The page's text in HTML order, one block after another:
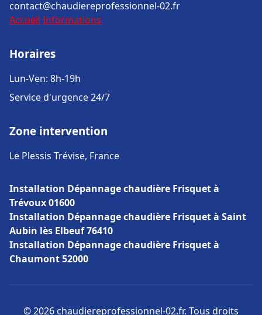
contact@chaudiereprofessionnel-02.fr
Accueil Informations
Horaires
Lun-Ven: 8h-19h
Service d'urgence 24/7
Zone intervention
Le Plessis Trévise, France
Installation Dépannage chaudière Frisquet à
Trévoux 01600
Installation Dépannage chaudière Frisquet à Saint
Aubin lès Elbeuf 76410
Installation Dépannage chaudière Frisquet à
Chaumont 52000
© 2026 chaudiereprofessionnel-02.fr. Tous droits